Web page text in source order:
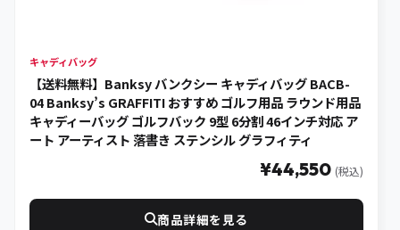
キャディバッグ
【送料無料】Banksy バンクシー キャディバッグ BACB-
04 Banksy’s GRAFFITI おすすめ ゴルフ用品 ラウンド用品
キャディーバッグ ゴルフバック 9型 6分割 46インチ対応 ア
ート アーティスト 落書き ステンシル グラフィティ
¥44,550 (税込)
商品詳細を見る